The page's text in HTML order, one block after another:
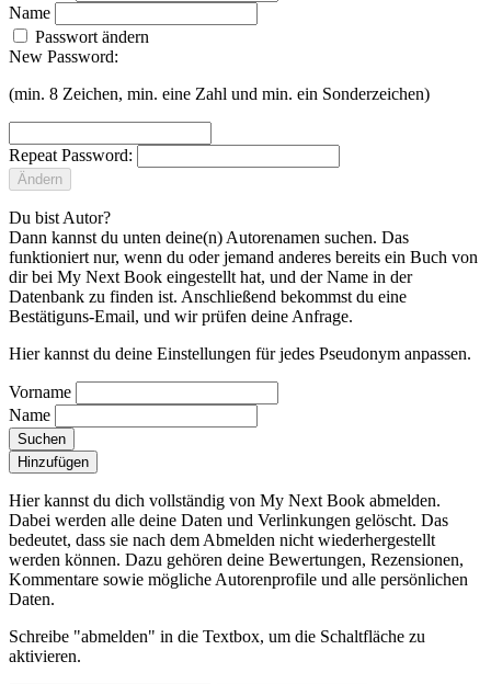
Name
Passwort ändern
New Password:
(min. 8 Zeichen, min. eine Zahl und min. ein Sonderzeichen)
Repeat Password:
Ändern
Du bist Autor?
Dann kannst du unten deine(n) Autorenamen suchen. Das
funktioniert nur, wenn du oder jemand anderes bereits ein Buch von
dir bei My Next Book eingestellt hat, und der Name in der
Datenbank zu finden ist. Anschließend bekommst du eine
Bestätiguns-Email, und wir prüfen deine Anfrage.
Hier kannst du deine Einstellungen für jedes Pseudonym anpassen.
Vorname
Name
Suchen
Hinzufügen
Hier kannst du dich vollständig von My Next Book abmelden.
Dabei werden alle deine Daten und Verlinkungen gelöscht. Das
bedeutet, dass sie nach dem Abmelden nicht wiederhergestellt
werden können. Dazu gehören deine Bewertungen, Rezensionen,
Kommentare sowie mögliche Autorenprofile und alle persönlichen
Daten.
Schreibe "abmelden" in die Textbox, um die Schaltfläche zu
aktivieren.